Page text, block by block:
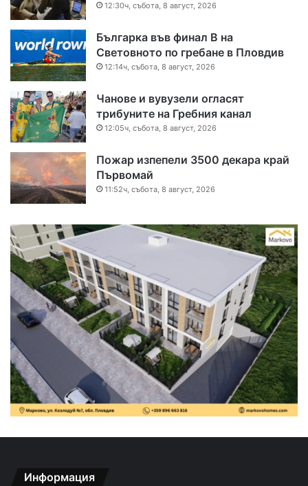
12:30ч, събота, 8 август, 2026
Българка във финал B на
Световното по гребане в Пловдив
12:14ч, събота, 8 август, 2026
Чанове и вувузели огласят
трибуните на Гребния канал
12:05ч, събота, 8 август, 2026
Пожар изпепели 3500 декара край
Първомай
11:52ч, събота, 8 август, 2026
Информация